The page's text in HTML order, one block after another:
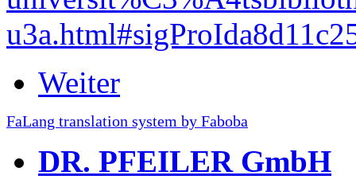
Weiter
FaLang translation system by Faboba
DR. PFEILER GmbH